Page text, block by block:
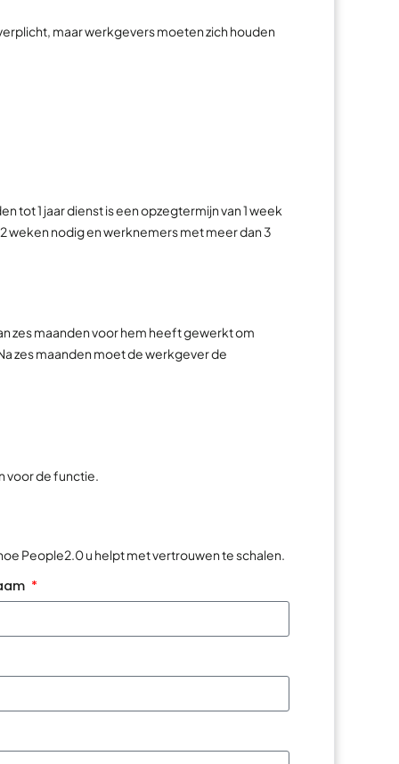
maar werkgevers moeten zich houden
tot 1 jaar dienst is een opzegtermijn van 1 week
weken nodig en werknemers met meer dan 3
zes maanden voor hem heeft gewerkt om
zes maanden moet de werkgever de
voor de functie.
People2.0 u helpt met vertrouwen te schalen.